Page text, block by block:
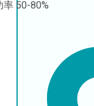
率 50-80%